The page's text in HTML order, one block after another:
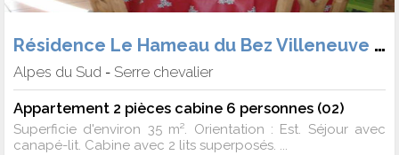
Résidence Le Hameau du Bez Villeneuve 1400
Alpes du Sud - Serre chevalier
Appartement 2 pièces cabine 6 personnes (02)
Superficie d'environ 35 m². Orientation : Est. Séjour avec
canapé-lit. Cabine avec 2 lits superposés. ...